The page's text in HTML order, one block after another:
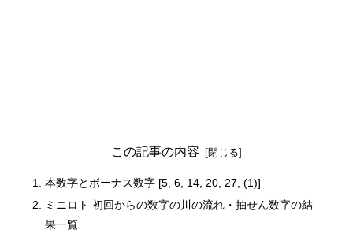
この記事の内容
本数字とボーナス数字 [5, 6, 14, 20, 27, (1)]
ミニロト 初回からの数字の川の流れ・抽せん数字の結
果一覧